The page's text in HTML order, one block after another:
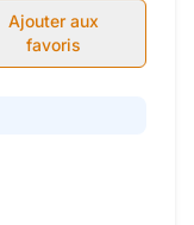
Ajouter aux
favoris